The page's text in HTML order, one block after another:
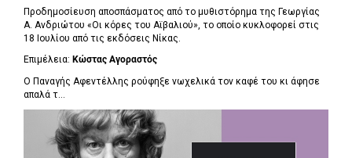
Προδημοσίευση αποσπάσματος από το μυθιστόρημα της Γεωργίας
Α. Ανδριώτου «Οι κόρες του Αϊβαλιού», το οποίο κυκλοφορεί στις
18 Ιουλίου από τις εκδόσεις Νίκας.
Επιμέλεια: Κώστας Αγοραστός
Ο Παναγής Αφεντέλλης ρούφηξε νωχελικά τον καφέ του κι άφησε
απαλά τ...